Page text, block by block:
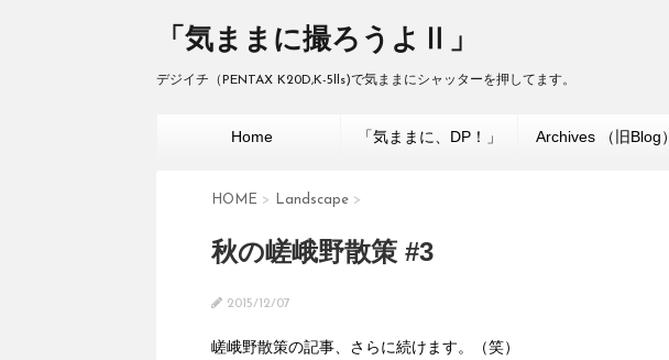
「気ままに撮ろうよⅡ」
デジイチ（PENTAX K20D,K-5lls)で気ままにシャッターを押してます。
Home 「気ままに、DP！」 Archives （旧Blog）
HOME > Landscape >
秋の嵯峨野散策 #3
2015/12/07
嵯峨野散策の記事、さらに続けます。（笑）